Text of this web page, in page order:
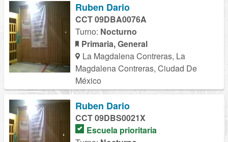
Ruben Dario
CCT 09DBA0076A
Turno: Nocturno
Primaria, General
La Magdalena Contreras, La
Magdalena Contreras, Ciudad De
México
Ruben Dario
CCT 09DBS0021X
Escuela prioritaria